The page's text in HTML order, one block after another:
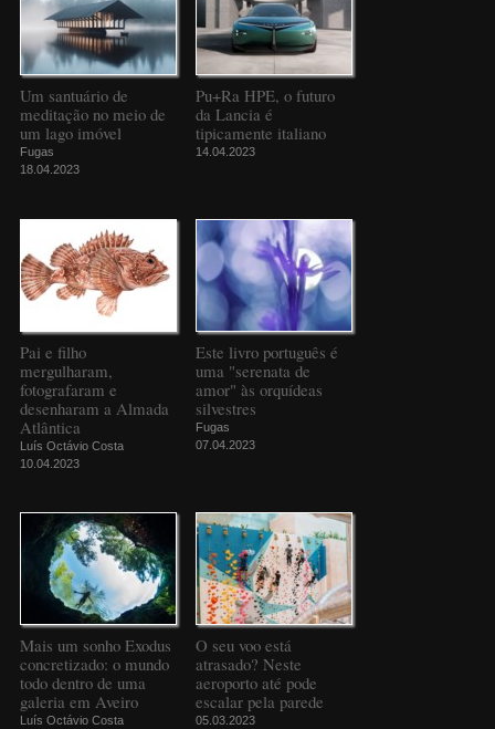
Um santuário de
meditação no meio de
um lago imóvel
Fugas
18.04.2023
Pu+Ra HPE, o futuro
da Lancia é
tipicamente italiano
14.04.2023
Pai e filho
mergulharam,
fotografaram e
desenharam a Almada
Atlântica
Luís Octávio Costa
10.04.2023
Este livro português é
uma "serenata de
amor" às orquídeas
silvestres
Fugas
07.04.2023
Mais um sonho Exodus
concretizado: o mundo
todo dentro de uma
galeria em Aveiro
Luís Octávio Costa
O seu voo está
atrasado? Neste
aeroporto até pode
escalar pela parede
05.03.2023